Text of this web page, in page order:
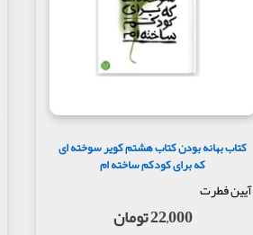
کتاب بهانه بودن کتاب هشتم کویر سوخته ای
که برای کودکم ساخته ام
آیین فطرت
22,000 تومان